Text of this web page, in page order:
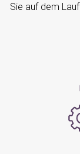
Sie auf dem